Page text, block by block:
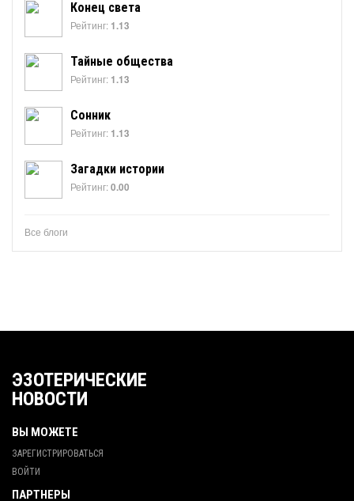
Конец света
Рейтинг: 1.13
Тайные общества
Рейтинг: 1.13
Сонник
Рейтинг: 1.13
Загадки истории
Рейтинг:0.00
Все блоги
ЭЗОТЕРИЧЕСКИЕ
НОВОСТИ
ВЫ МОЖЕТЕ
ЗАРЕГИСТРИРОВАТЬСЯ
ВОЙТИ
ПАРТНЕРЫ